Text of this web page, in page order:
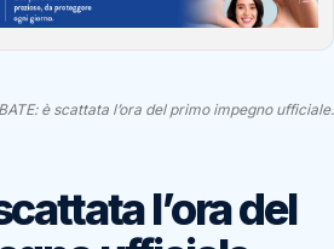
è scattata l’ora del primo impegno ufficiale.
l’ora del